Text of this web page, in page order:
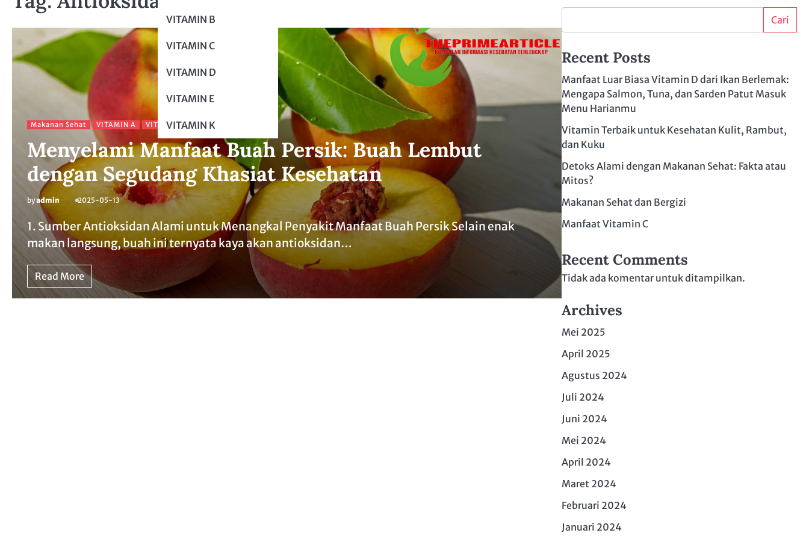
VITAMIN B
VITAMIN C
VITAMIN D
VITAMIN E
VITAMIN K
Makanan Sehat VITAMIN A VITAMIN C
Menyelami Manfaat Buah Persik: Buah Lembut
dengan Segudang Khasiat Kesehatan
byadmin 2025-05-13
1. Sumber Antioksidan Alami untuk Menangkal Penyakit Manfaat Buah Persik Selain enak
makan langsung, buah ini ternyata kaya akan antioksidan…
Read More
Cari
Recent Posts
Manfaat Luar Biasa Vitamin D dari Ikan Berlemak:
Mengapa Salmon, Tuna, dan Sarden Patut Masuk
Menu Harianmu
Vitamin Terbaik untuk Kesehatan Kulit, Rambut,
dan Kuku
Detoks Alami dengan Makanan Sehat: Fakta atau
Mitos?
Makanan Sehat dan Bergizi
Manfaat Vitamin C
Recent Comments
Tidak ada komentar untuk ditampilkan.
Archives
Mei 2025
April 2025
Agustus 2024
Juli 2024
Juni 2024
Mei 2024
April 2024
Maret 2024
Februari 2024
Januari 2024